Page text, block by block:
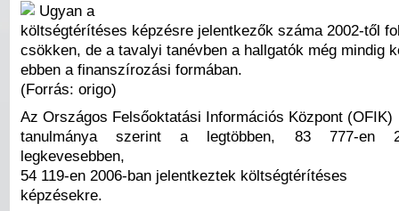
Ugyan a
költségtérítéses képzésre jelentkezők száma 2002-től
csökken, de a tavalyi tanévben a hallgatók még mindig
ebben a finanszírozási formában.
(Forrás: origo)
Az Országos Felsőoktatási Információs Központ (OFIK)
tanulmánya szerint a legtöbben, 83 777-en
legkevesebben,
54 119-en 2006-ban jelentkeztek költségtérítéses
képzésekre.